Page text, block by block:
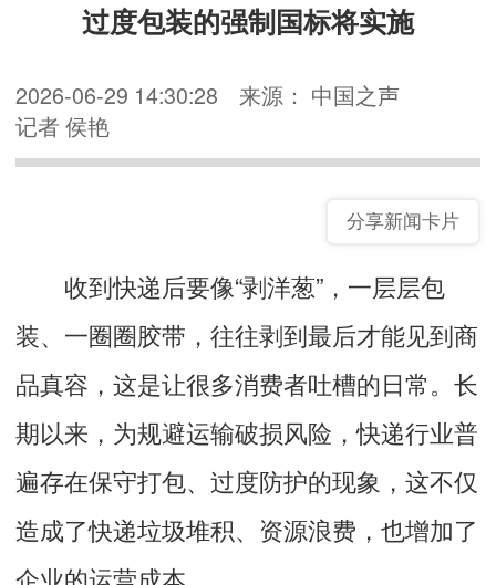
过度包装的强制国标将实施
2026-06-29 14:30:28
来源： 中国之声
记者 侯艳
分享新闻卡片
收到快递后要像“剥洋葱”，一层层包
装、一圈圈胶带，往往剥到最后才能见到商
品真容，这是让很多消费者吐槽的日常。长
期以来，为规避运输破损风险，快递行业普
遍存在保守打包、过度防护的现象，这不仅
造成了快递垃圾堆积、资源浪费，也增加了
企业的运营成本。